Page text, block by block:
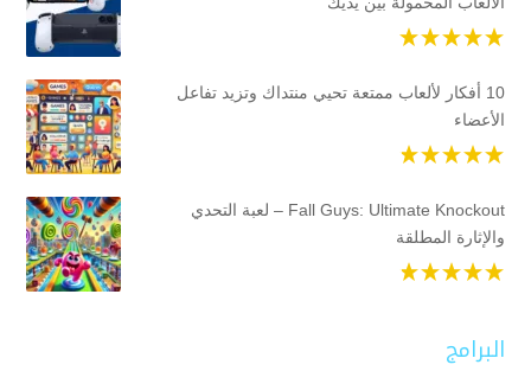
10 أفكار لألعاب ممتعة تحيي منتداك وتزيد تفاعل
الأعضاء
Fall Guys: Ultimate Knockout – لعبة التحدي
والإثارة المطلقة
البرامج